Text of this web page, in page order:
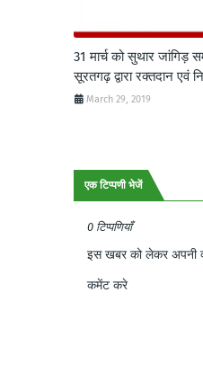
31 मार्च को सुथार जांगिड़
सूरतगढ़ द्वारा रक्तदान एवं
March 29, 2019
एक टिप्पणी भेजें
0 टिप्पणियाँ
इस खबर को लेकर अपनी
कमेंट करे